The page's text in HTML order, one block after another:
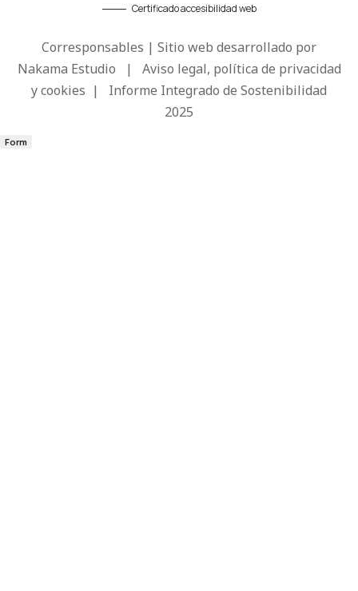
Certificado accesibilidad web
Corresponsables | Sitio web desarrollado por
Nakama Estudio | Aviso legal, política de privacidad
y cookies | Informe Integrado de Sostenibilidad
2025
Form